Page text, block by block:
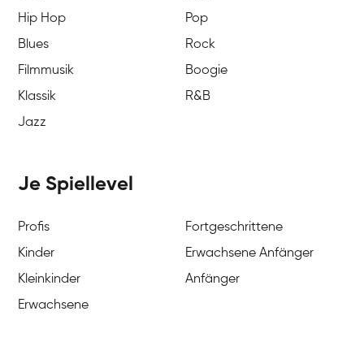
Hip Hop
Pop
Blues
Rock
Filmmusik
Boogie
Klassik
R&B
Jazz
Je Spiellevel
Profis
Fortgeschrittene
Kinder
Erwachsene Anfänger
Kleinkinder
Anfänger
Erwachsene